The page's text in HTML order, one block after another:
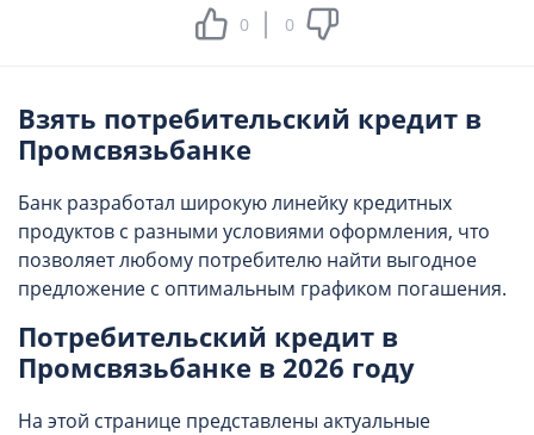
0 0
Взять потребительский кредит в
Промсвязьбанке
Банк разработал широкую линейку кредитных
продуктов с разными условиями оформления, что
позволяет любому потребителю найти выгодное
предложение с оптимальным графиком погашения.
Потребительский кредит в
Промсвязьбанке в 2026 году
На этой странице представлены актуальные